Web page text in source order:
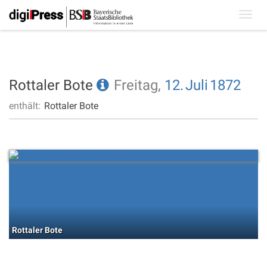
Rottaler Bote Freitag, 12.Juli 1872
enthält: Rottaler Bote
Rottaler Bote